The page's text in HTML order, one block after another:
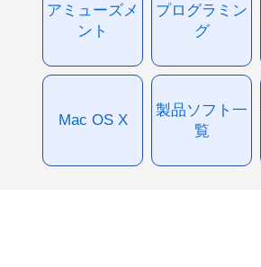
アミューズメ
ント
プログラミン
グ
Mac OS X
製品ソフト一
覧